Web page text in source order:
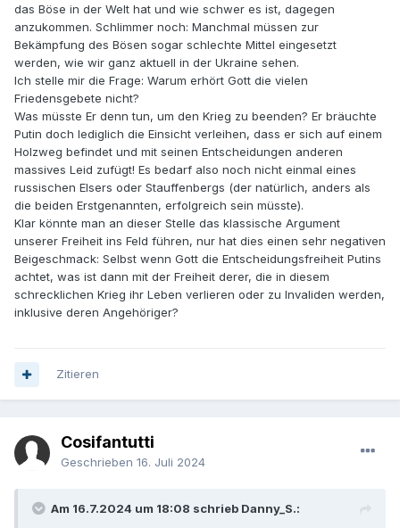
das Böse in der Welt hat und wie schwer es ist, dagegen
anzukommen. Schlimmer noch: Manchmal müssen zur
Bekämpfung des Bösen sogar schlechte Mittel eingesetzt
werden, wie wir ganz aktuell in der Ukraine sehen.
Ich stelle mir die Frage: Warum erhört Gott die vielen
Friedensgebete nicht?
Was müsste Er denn tun, um den Krieg zu beenden? Er bräuchte
Putin doch lediglich die Einsicht verleihen, dass er sich auf einem
Holzweg befindet und mit seinen Entscheidungen anderen
massives Leid zufügt! Es bedarf also noch nicht einmal eines
russischen Elsers oder Stauffenbergs (der natürlich, anders als
die beiden Erstgenannten, erfolgreich sein müsste).
Klar könnte man an dieser Stelle das klassische Argument
unserer Freiheit ins Feld führen, nur hat dies einen sehr negativen
Beigeschmack: Selbst wenn Gott die Entscheidungsfreiheit Putins
achtet, was ist dann mit der Freiheit derer, die in diesem
schrecklichen Krieg ihr Leben verlieren oder zu Invaliden werden,
inklusive deren Angehöriger?
Zitieren
Cosifantutti
Geschrieben 16. Juli 2024
Am 16.7.2024 um 18:08 schrieb Danny_S.: